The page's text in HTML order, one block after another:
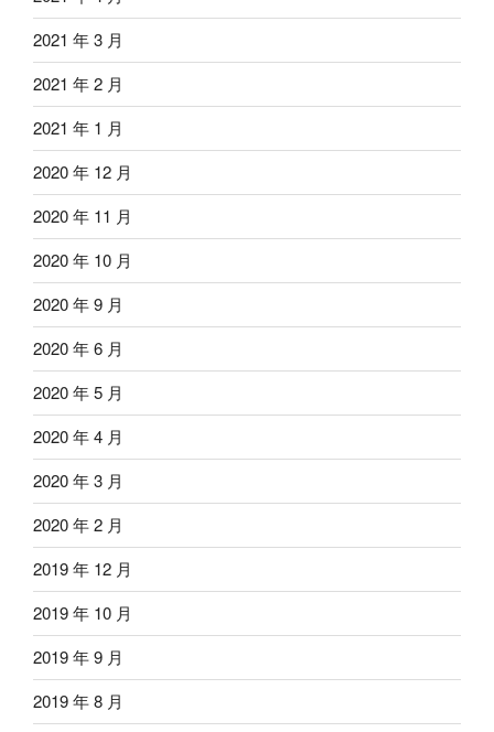
2021 年 3 月
2021 年 2 月
2021 年 1 月
2020 年 12 月
2020 年 11 月
2020 年 10 月
2020 年 9 月
2020 年 6 月
2020 年 5 月
2020 年 4 月
2020 年 3 月
2020 年 2 月
2019 年 12 月
2019 年 10 月
2019 年 9 月
2019 年 8 月